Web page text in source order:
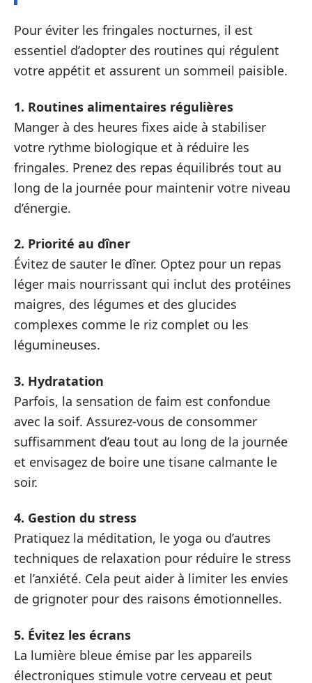
Pour éviter les fringales nocturnes, il est
essentiel d’adopter des routines qui régulent
votre appétit et assurent un sommeil paisible.
1. Routines alimentaires régulières
Manger à des heures fixes aide à stabiliser
votre rythme biologique et à réduire les
fringales. Prenez des repas équilibrés tout au
long de la journée pour maintenir votre niveau
d’énergie.
2. Priorité au dîner
Évitez de sauter le dîner. Optez pour un repas
léger mais nourrissant qui inclut des protéines
maigres, des légumes et des glucides
complexes comme le riz complet ou les
légumineuses.
3. Hydratation
Parfois, la sensation de faim est confondue
avec la soif. Assurez-vous de consommer
suffisamment d’eau tout au long de la journée
et envisagez de boire une tisane calmante le
soir.
4. Gestion du stress
Pratiquez la méditation, le yoga ou d’autres
techniques de relaxation pour réduire le stress
et l’anxiété. Cela peut aider à limiter les envies
de grignoter pour des raisons émotionnelles.
5. Évitez les écrans
La lumière bleue émise par les appareils
électroniques stimule votre cerveau et peut